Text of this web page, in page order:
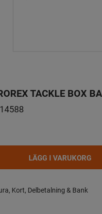
TACKLE BOX
LÄGG I VARUKORG
Kort, Delbetalning & Bank